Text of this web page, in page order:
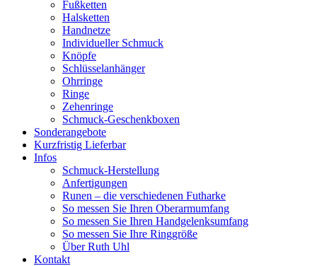
Fußketten
Halsketten
Handnetze
Individueller Schmuck
Knöpfe
Schlüsselanhänger
Ohrringe
Ringe
Zehenringe
Schmuck-Geschenkboxen
Sonderangebote
Kurzfristig Lieferbar
Infos
Schmuck-Herstellung
Anfertigungen
Runen – die verschiedenen Futharke
So messen Sie Ihren Oberarmumfang
So messen Sie Ihren Handgelenksumfang
So messen Sie Ihre Ringgröße
Über Ruth Uhl
Kontakt